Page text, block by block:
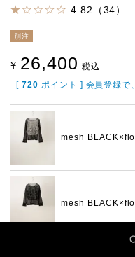
4.82（34）
別注
¥ 26,400 税込
[ 720 ポイント ] 会員登録で
mesh
mesh